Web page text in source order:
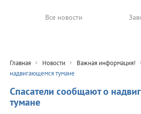
Все новости
Главная Новости Важная информация!
надвигающемся тумане
Спасатели сообщают о
тумане